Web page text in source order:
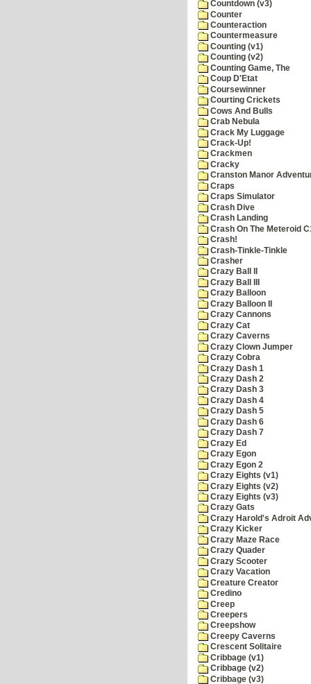
Countdown (v3)
Counter
Counteraction
Countermeasure
Counting (v1)
Counting (v2)
Counting Game, The
Coup D'Etat
Coursewinner
Courting Crickets
Cows And Bulls
Crab Nebula
Crack My Luggage
Crack-Up!
Crackmen
Cracky
Cranston Manor
Craps
Craps Simulator
Crash Dive
Crash Landing
Crash On The Meteroid
Crash!
Crash-Tinkle-Tinkle
Crasher
Crazy Ball II
Crazy Ball III
Crazy Balloon
Crazy Balloon II
Crazy Cannons
Crazy Cat
Crazy Caverns
Crazy Clown Jumper
Crazy Cobra
Crazy Dash 1
Crazy Dash 2
Crazy Dash 3
Crazy Dash 4
Crazy Dash 5
Crazy Dash 6
Crazy Dash 7
Crazy Ed
Crazy Egon
Crazy Egon 2
Crazy Eights (v1)
Crazy Eights (v2)
Crazy Eights (v3)
Crazy Gats
Crazy Harold's Adroit
Crazy Kicker
Crazy Maze Race
Crazy Quader
Crazy Scooter
Crazy Vacation
Creature Creator
Credino
Creep
Creepers
Creepshow
Creepy Caverns
Crescent Solitaire
Cribbage (v1)
Cribbage (v2)
Cribbage (v3)